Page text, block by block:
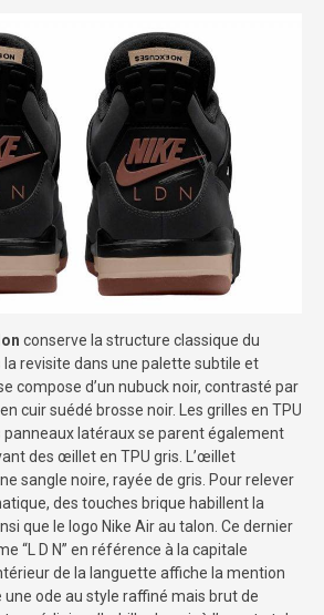
conserve la structure classique du
revisite dans une palette subtile et
compose d’un nubuck noir, contrasté par
cuir suédé brosse noir. Les grilles en TPU
latéraux se parent également
des œillet en TPU gris. L’œillet
sangle noire, rayée de gris. Pour relever
des touches brique habillent la
que le logo Nike Air au talon. Ce dernier
“L D N” en référence à la capitale
de la languette affiche la mention
une ode au style raffiné mais brut de